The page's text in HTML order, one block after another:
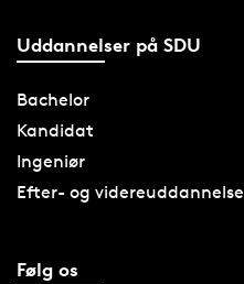
Uddannelser på SDU
Bachelor
Kandidat
Ingeniør
Efter- og videreuddannelse
Følg os